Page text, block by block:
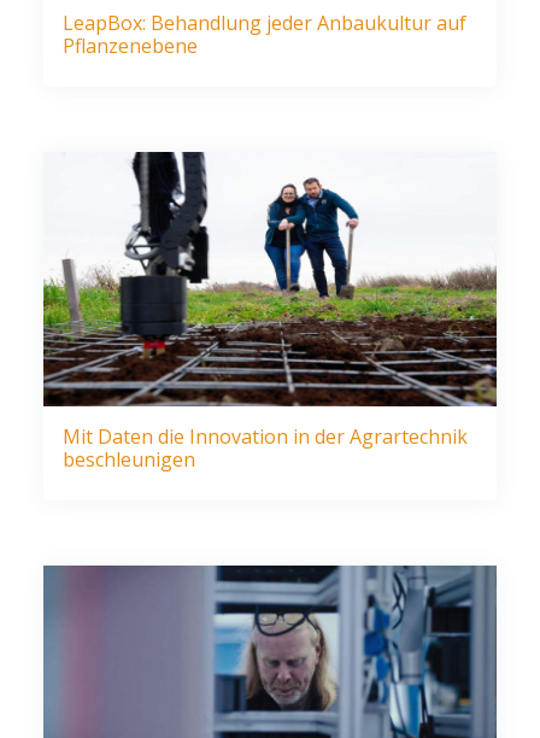
LeapBox: Behandlung jeder Anbaukultur auf
Pflanzenebene
Mit Daten die Innovation in der Agrartechnik
beschleunigen